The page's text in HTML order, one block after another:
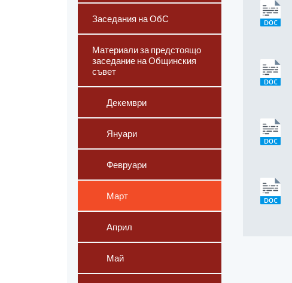
Заседания на ОбС
Материали за предстоящо
заседание на Общинския
съвет
Декември
Януари
Февруари
Март
Април
Май